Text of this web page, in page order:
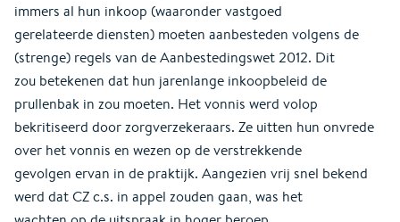
immers al hun inkoop (waaronder vastgoed
gerelateerde diensten) moeten aanbesteden volgens de
(strenge) regels van de Aanbestedingswet 2012. Dit
zou betekenen dat hun jarenlange inkoopbeleid de
prullenbak in zou moeten. Het vonnis werd volop
bekritiseerd door zorgverzekeraars. Ze uitten hun onvrede
over het vonnis en wezen op de verstrekkende
gevolgen ervan in de praktijk. Aangezien vrij snel bekend
werd dat CZ c.s. in appel zouden gaan, was het